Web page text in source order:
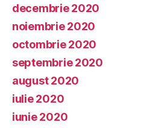
decembrie 2020
noiembrie 2020
octombrie 2020
septembrie 2020
august 2020
iulie 2020
iunie 2020